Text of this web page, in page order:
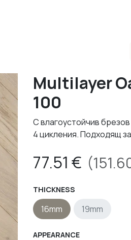
Multilayer
100
С влагоустойчив
4 цикления. Подходящ
77.51 € (
THICKNESS
16mm 19mm
APPEARANCE